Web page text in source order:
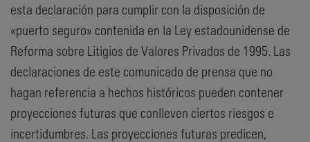
esta declaración para cumplir con la disposición de
«puerto seguro» contenida en la Ley estadounidense de
Reforma sobre Litigios de Valores Privados de 1995. Las
declaraciones de este comunicado de prensa que no
hagan referencia a hechos históricos pueden contener
proyecciones futuras que conlleven ciertos riesgos e
incertidumbres. Las proyecciones futuras predicen,